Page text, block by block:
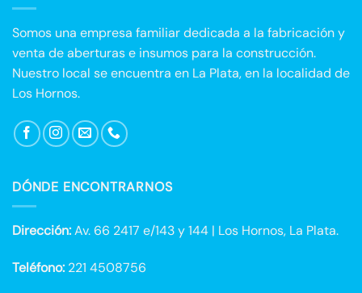
Somos una empresa familiar dedicada a la fabricación y
venta de aberturas e insumos para la construcción.
Nuestro local se encuentra en La Plata, en la localidad de
Los Hornos.
DÓNDE ENCONTRARNOS
Dirección:Av. 66 2417 e/143 y 144 | Los Hornos, La Plata.
Teléfono: 221 4508756